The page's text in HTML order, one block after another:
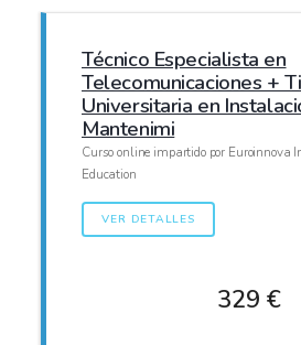
Técnico Especialista en
Telecomunicaciones +
Universitaria en
Mantenimi
Curso online impartido por Euroinnova
Education
VER DETALLES
329 €